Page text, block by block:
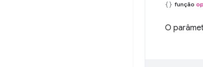
função
O